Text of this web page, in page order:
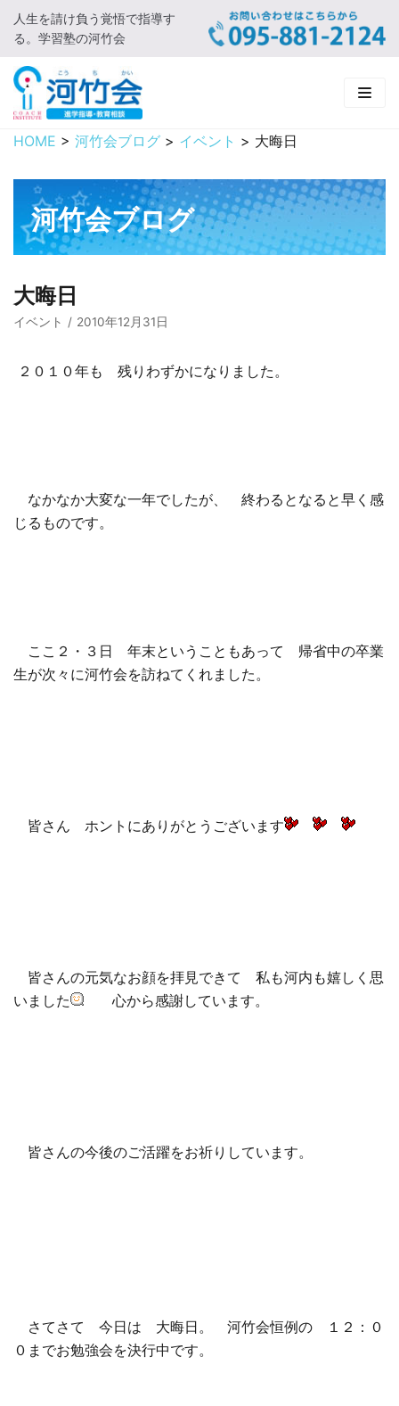
コ
ン
テ
ン
ツ
に
キ
プ
人生を請け負う覚悟で指導す
る。学習塾の河竹会
HOME
新着情報
□ お知らせ
河竹会について
□ 河竹会について
□ 小学部
実 績
HOME > 河竹会ブログ > イベント > 大晦日
河竹会ブログ
大晦日
イベント 2010年12月31日
２０１０年も 残りわずかになりました。
なかなか大変な一年でしたが、 終わるとなると早く感
じるものです。
ここ２・３日 年末ということもあって 帰省中の卒業
生が次々に河竹会を訪ねてくれました。
皆さん ホントにありがとうございます
皆さんの元気なお顔を拝見できて 私も河内も嬉しく思
いました
心から感謝しています。
皆さんの今後のご活躍をお祈りしています。
さてさて 今日は 大晦日。 河竹会恒例の １２：０
０までお勉強会を決行中です。